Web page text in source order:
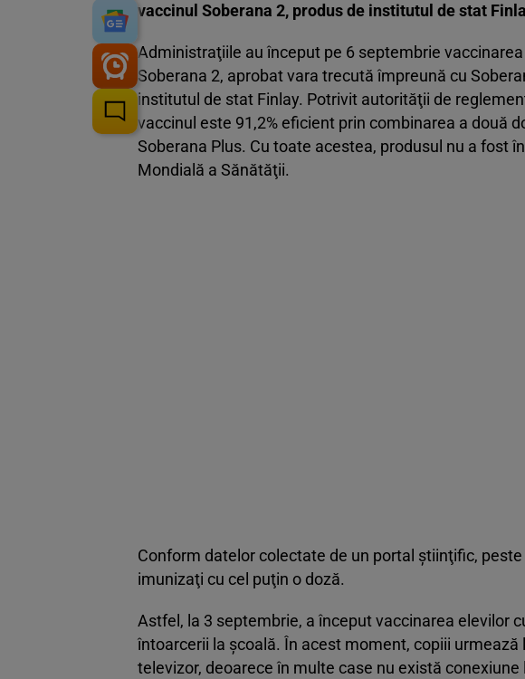
vaccinul Soberana 2, produs de institutul de stat
Administraţiile au început pe 6 septembrie
Soberana 2, aprobat vara trecută împreună cu
institutul de stat Finlay. Potrivit autorităţii de
vaccinul este 91,2% eficient prin combinarea a două
Soberana Plus. Cu toate acestea, produsul nu a fost
Mondială a Sănătăţii.
Conform datelor colectate de un portal ştiinţific,
imunizaţi cu cel puţin o doză.
Astfel, la 3 septembrie, a început vaccinarea elevilor
întoarcerii la şcoală. În acest moment, copiii
televizor, deoarece în multe case nu există conexiune